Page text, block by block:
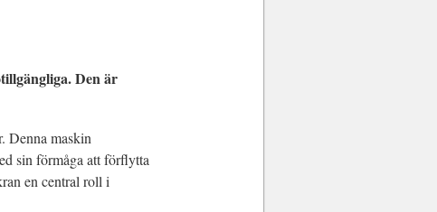
Den är
Denna maskin
sin förmåga att förflytta
en central roll i